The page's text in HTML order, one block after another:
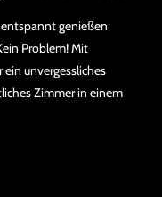
genießen
Problem! Mit
unvergessliches
Zimmer in einem